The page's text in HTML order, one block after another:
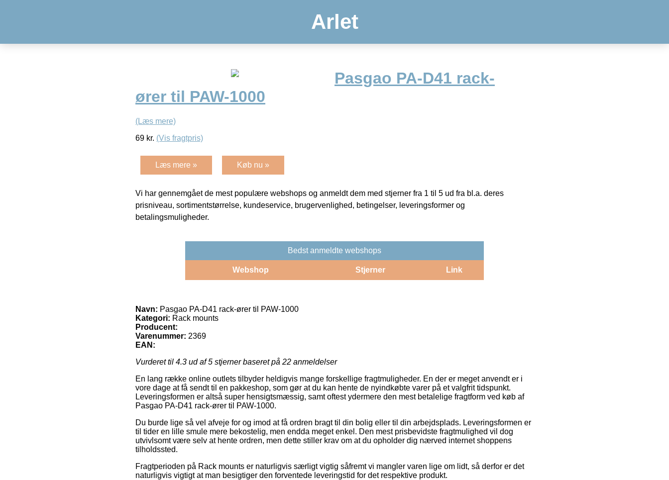
Arlet
Pasgao PA-D41 rack-
ører til PAW-1000
(Læs mere)
69 kr. (Vis fragtpris)
Læs mere » Køb nu »
Vi har gennemgået de mest populære webshops og anmeldt dem med stjerner fra 1 til 5 ud fra bl.a. deres
prisniveau, sortimentstørrelse, kundeservice, brugervenlighed, betingelser, leveringsformer og
betalingsmuligheder.
Bedst anmeldte webshops
Webshop Stjerner Link
Navn: Pasgao PA-D41 rack-ører til PAW-1000
Kategori: Rack mounts
Producent:
Varenummer: 2369
EAN:
Vurderet til 4.3 ud af 5 stjerner baseret på 22 anmeldelser
En lang række online outlets tilbyder heldigvis mange forskellige fragtmuligheder. En der er meget anvendt er i
vore dage at få sendt til en pakkeshop, som gør at du kan hente de nyindkøbte varer på et valgfrit tidspunkt.
Leveringsformen er altså super hensigtsmæssig, samt oftest ydermere den mest betalelige fragtform ved køb af
Pasgao PA-D41 rack-ører til PAW-1000.
Du burde lige så vel afveje for og imod at få ordren bragt til din bolig eller til din arbejdsplads. Leveringsformen er
til tider en lille smule mere bekostelig, men endda meget enkel. Den mest prisbevidste fragtmulighed vil dog
utvivlsomt være selv at hente ordren, men dette stiller krav om at du opholder dig nærved internet shoppens
tilholdssted.
Fragtperioden på Rack mounts er naturligvis særligt vigtig såfremt vi mangler varen lige om lidt, så derfor er det
naturligvis vigtigt at man besigtiger den forventede leveringstid for det respektive produkt.